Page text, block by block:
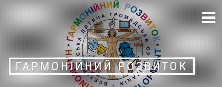
Skip
to
content
громадська організація
ГАРМОНІЙНИЙ РОЗВИТОК